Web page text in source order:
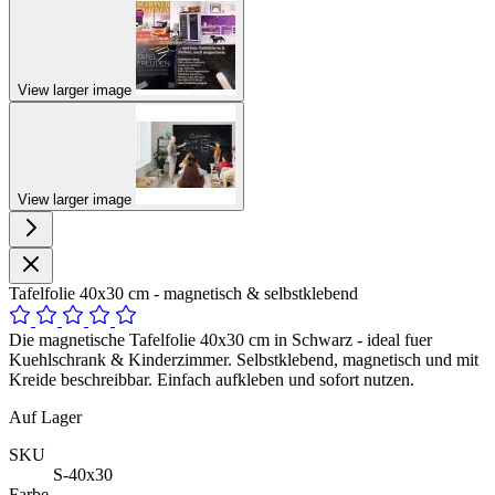
View larger image
View larger image
Tafelfolie 40x30 cm - magnetisch & selbstklebend
Die magnetische Tafelfolie 40x30 cm in Schwarz - ideal fuer
Kuehlschrank & Kinderzimmer. Selbstklebend, magnetisch und mit
Kreide beschreibbar. Einfach aufkleben und sofort nutzen.
Auf Lager
SKU
S-40x30